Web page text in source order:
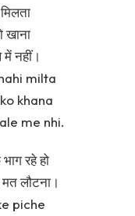
खाना
नहीं।
milta
khana
me nhi.
रहे हो
मत लौटना।
piche